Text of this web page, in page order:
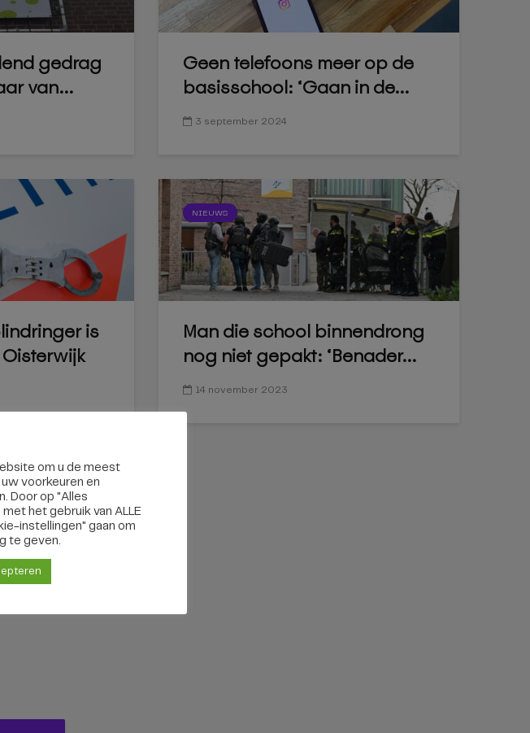
gedrag
van...
Geen telefoons meer op de
basisschool: ‘Gaan in de...
3 september 2024
is
NIEUWS
Man die school binnendrong
nog niet gepakt: ‘Benader...
14 november 2023
om u de meest
voorkeuren en
Door op "Alles
het gebruik van ALLE
instellingen" gaan om
te geven.